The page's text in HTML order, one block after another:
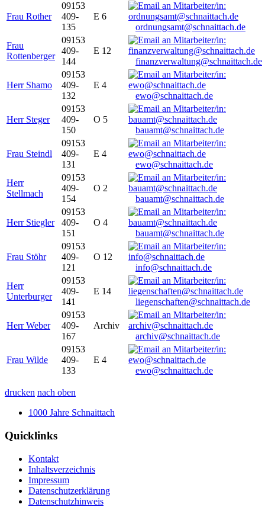
Frau Rother
09153
409-
135
E 6
ordnungsamt@schnaittach.de
Frau
Rottenberger
09153
409-
144
E 12
finanzverwaltung@schnaittach.de
Herr Shamo
09153
409-
132
E 4
ewo@schnaittach.de
Herr Steger
09153
409-
150
O 5
bauamt@schnaittach.de
Frau Steindl
09153
409-
131
E 4
ewo@schnaittach.de
Herr
Stellmach
09153
409-
154
O 2
bauamt@schnaittach.de
Herr Stiegler
09153
409-
151
O 4
bauamt@schnaittach.de
Frau Stöhr
09153
409-
121
O 12
info@schnaittach.de
Herr
Unterburger
09153
409-
141
E 14
liegenschaften@schnaittach.de
Herr Weber
09153
409-
167
Archiv
archiv@schnaittach.de
Frau Wilde
09153
409-
133
E 4
ewo@schnaittach.de
drucken nach oben
1000 Jahre Schnaittach
Quicklinks
Kontakt
Inhaltsverzeichnis
Impressum
Datenschutzerklärung
Datenschutzhinweis